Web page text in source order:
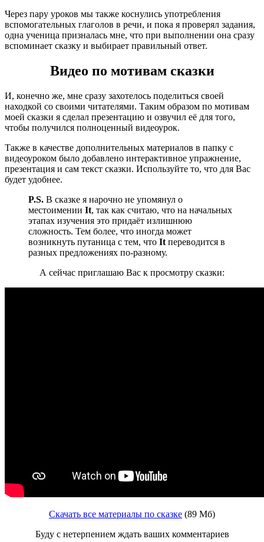
Через пару уроков мы также коснулись употребления
вспомогательных глаголов в речи, и пока я проверял задания,
одна ученица призналась мне, что при выполнении она сразу
вспоминает сказку и выбирает правильный ответ.
Видео по мотивам сказки
И, конечно же, мне сразу захотелось поделиться своей
находкой со своими читателями. Таким образом по мотивам
моей сказки я сделал презентацию и озвучил её для того,
чтобы получился полноценный видеоурок.
Также в качестве дополнительных материалов в папку с
видеоуроком было добавлено интерактивное упражнение,
презентация и сам текст сказки. Используйте то, что для Вас
будет удобнее.
P.S. В сказке я нарочно не упомянул о
местоимении It, так как считаю, что на начальных
этапах изучения это придаёт излишнюю
сложность. Тем более, что иногда может
возникнуть путаница с тем, что It переводится в
разных предложениях по-разному.
А сейчас приглашаю Вас к просмотру сказки:
Скачать все материалы по сказке (89 Мб)
Буду с нетерпением ждать ваших комментариев